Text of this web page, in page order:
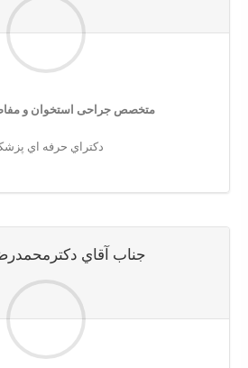
متخصص جراحی استخوان و
دكتراي حرفه اي
جناب آقاي